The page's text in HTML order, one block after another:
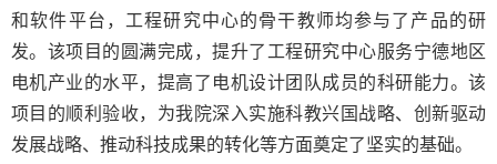
和软件平台，工程研究中心的骨干教师均参与了产品的研
发。该项目的圆满完成，提升了工程研究中心服务宁德地区
电机产业的水平，提高了电机设计团队成员的科研能力。该
项目的顺利验收，为我院深入实施科教兴国战略、创新驱动
发展战略、推动科技成果的转化等方面奠定了坚实的基础。